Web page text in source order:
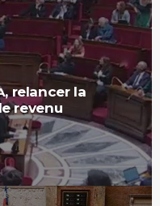
, relancer la
revenu